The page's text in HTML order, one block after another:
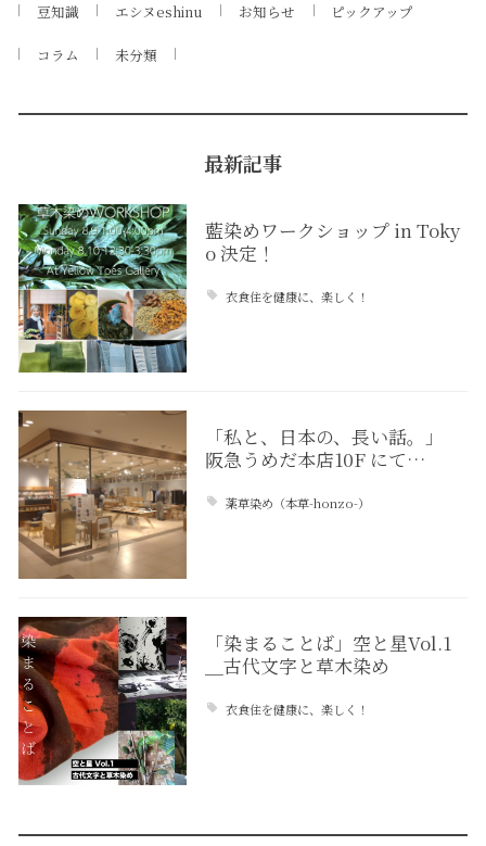
豆知識 エシヌeshinu お知らせ ピックアップ
コラム 未分類
最新記事
藍染めワークショップ in Toky
o 決定！
衣食住を健康に、楽しく！
「私と、日本の、長い話。」
阪急うめだ本店10F にて…
薬草染め（本草-honzo-）
「染まることば」空と星Vol.1
＿古代文字と草木染め
衣食住を健康に、楽しく！